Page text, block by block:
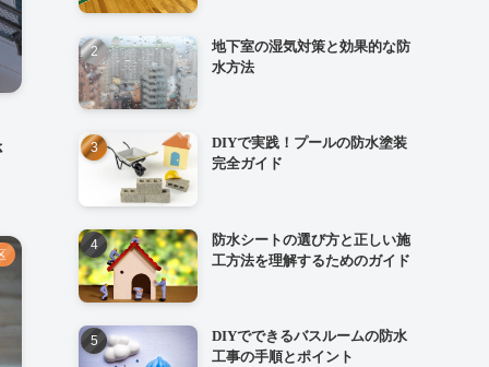
地下室の湿気対策と効果的な防
水方法
DIYで実践！プールの防水塗装
完全ガイド
防水シートの選び方と正しい施
工方法を理解するためのガイド
DIYでできるバスルームの防水
工事の手順とポイント